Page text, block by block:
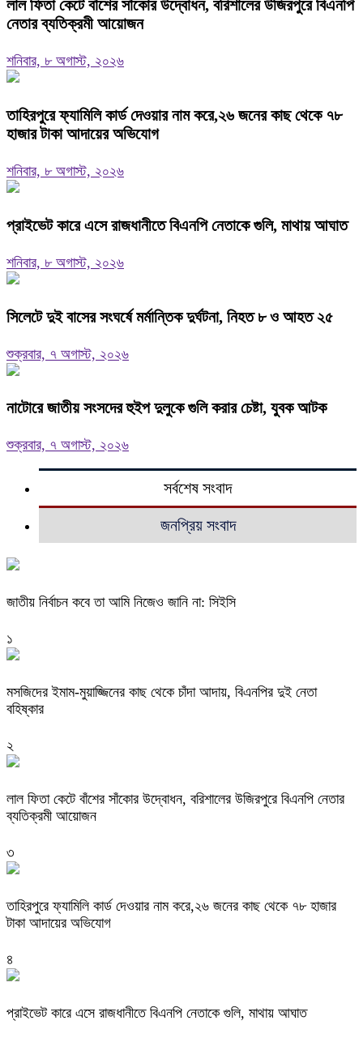
‎লাল ফিতা কেটে বাঁশের সাঁকোর উদ্বোধন, বরিশালের উজিরপুরে বিএনপি
নেতার ব্যতিক্রমী আয়োজন
শনিবার, ৮ অগাস্ট, ২০২৬
তাহিরপুরে ফ্যামিলি কার্ড দেওয়ার নাম করে,২৬ জনের কাছ থেকে ৭৮
হাজার টাকা আদায়ের অভিযোগ
শনিবার, ৮ অগাস্ট, ২০২৬
প্রাইভেট কারে এসে রাজধানীতে বিএনপি নেতাকে গুলি, মাথায় আঘাত
শনিবার, ৮ অগাস্ট, ২০২৬
সিলেটে দুই বাসের সংঘর্ষে মর্মান্তিক দুর্ঘটনা, নিহত ৮ ও আহত ২৫
শুক্রবার, ৭ অগাস্ট, ২০২৬
নাটোরে জাতীয় সংসদের হুইপ দুলুকে গুলি করার চেষ্টা, যুবক আটক
শুক্রবার, ৭ অগাস্ট, ২০২৬
সর্বশেষ সংবাদ
জনপ্রিয় সংবাদ
জাতীয় নির্বাচন কবে তা আমি নিজেও জানি না: সিইসি
১
মসজিদের ইমাম-মুয়াজ্জিনের কাছ থেকে চাঁদা আদায়, বিএনপির দুই নেতা
বহিষ্কার
২
‎লাল ফিতা কেটে বাঁশের সাঁকোর উদ্বোধন, বরিশালের উজিরপুরে বিএনপি নেতার
ব্যতিক্রমী আয়োজন
৩
তাহিরপুরে ফ্যামিলি কার্ড দেওয়ার নাম করে,২৬ জনের কাছ থেকে ৭৮ হাজার
টাকা আদায়ের অভিযোগ
৪
প্রাইভেট কারে এসে রাজধানীতে বিএনপি নেতাকে গুলি, মাথায় আঘাত